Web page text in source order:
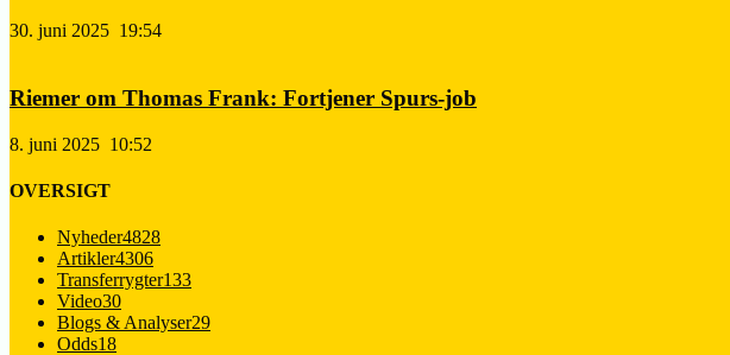
30. juni 2025 19:54
Riemer om Thomas Frank: Fortjener Spurs-job
8. juni 2025 10:52
OVERSIGT
Nyheder4828
Artikler4306
Transferrygter133
Video30
Blogs & Analyser29
Odds18